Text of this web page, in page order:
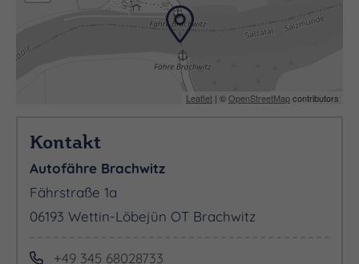
Leaflet | ©OpenStreetMapcontributors
Kontakt
Autofähre Brachwitz
Fährstraße 1a
06193 Wettin-Löbejün OT Brachwitz
+49 345 68028733